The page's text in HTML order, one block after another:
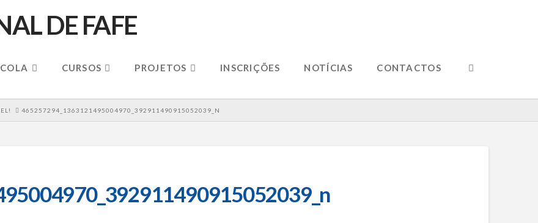
CURSOS PROJETOS INSCRIÇÕES NOTÍCIAS CONTACTOS
465257294_1363121495004970_392911490915052039_N